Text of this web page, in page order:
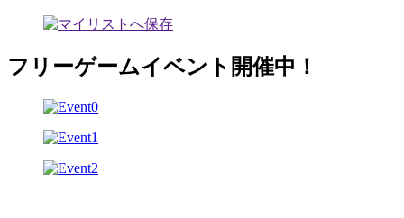
フリーゲームイベント開催中！